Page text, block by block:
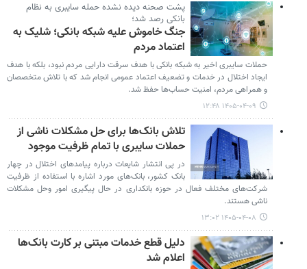
پشت صحنه دیده نشده حمله سایبری به نظام
بانکی رصد شد؛
جنگ خاموش علیه شبکه بانکی؛ شلیک به
اعتماد مردم
حملات سایبری اخیر به شبکه بانکی با هدف سرقت دارایی مردم نبود، بلکه با هدف
ایجاد اختلال در خدمات و تضعیف اعتماد عمومی انجام شد که با تلاش متخصصان
و همراهی مردم، امنیت حساب‌ها حفظ شد.
۱۴۰۵-۰۴-۰۹ ۱۲:۴۸
تلاش بانک‌ها برای حل مشکلات ناشی از
حملات سایبری با تمام ظرفیت‌ موجود
در پی انتشار شایعات درباره پیامدهای اختلال در چهار
بانک کشور، بانک‌های مورد اشاره با استفاده از ظرفیت
شرکت‌های مختلف فعال در حوزه بانکداری در حال پیگیری امور وحل مشکلات
ناشی هستند.
۱۴۰۵-۰۴-۰۸ ۱۳:۰۲
دلیل قطع خدمات مبتنی بر کارت بانک‌ها
اعلام شد